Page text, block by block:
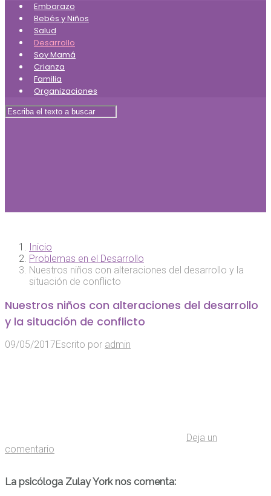
Embarazo
Bebés y Niños
Salud
Desarrollo
Soy Mamá
Crianza
Familia
Organizaciones
Inicio
Problemas en el Desarrollo
Nuestros niños con alteraciones del desarrollo y la
situación de conflicto
Nuestros niños con alteraciones del desarrollo
y la situación de conflicto
09/05/2017Escrito por admin
Deja un
comentario
La psicóloga Zulay York nos comenta: